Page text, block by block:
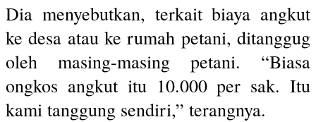
Dia menyebutkan, terkait biaya angkut
ke desa atau ke rumah petani, ditanggug
oleh masing-masing petani. “Biasa
ongkos angkut itu 10.000 per sak. Itu
kami tanggung sendiri,” terangnya.